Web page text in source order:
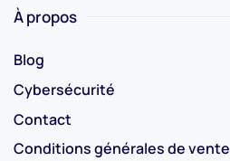
À propos
Blog
Cybersécurité
Contact
Conditions générales de vente